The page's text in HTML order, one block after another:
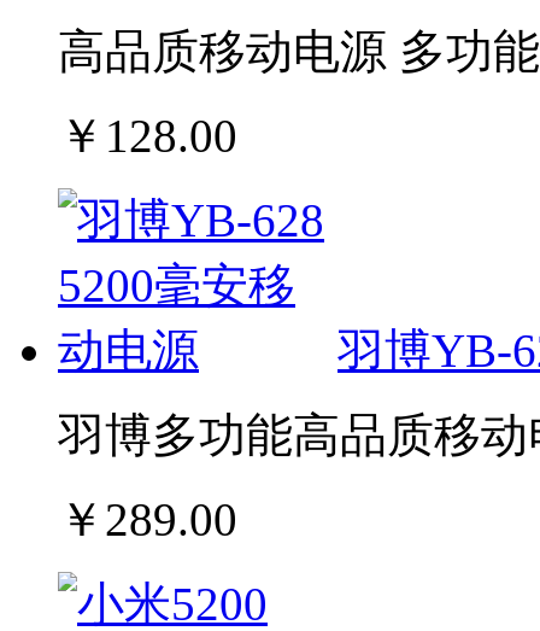
高品质移动电源 多功
￥128.00
羽博YB-
羽博多功能高品质移
￥289.00